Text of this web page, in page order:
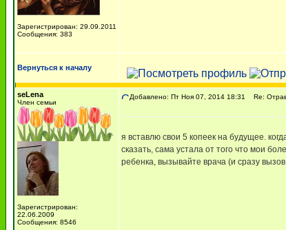
Зарегистрирован: 29.09.2011
Сообщения: 383
Вернуться к началу
seLena
Член семьи
Зарегистрирован:
22.06.2009
Сообщения: 8546
Добавлено: Пт Ноя 07, 2014 18:31 Re:
я вставлю свои 5 копеек на будущее.
сказать, сама устала от того что мои
ребенка, вызывайте врача (и сразу